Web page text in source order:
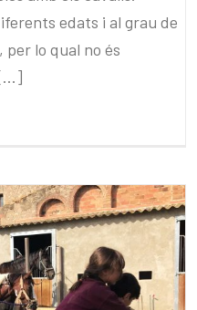
edats i al grau de
lo qual no és